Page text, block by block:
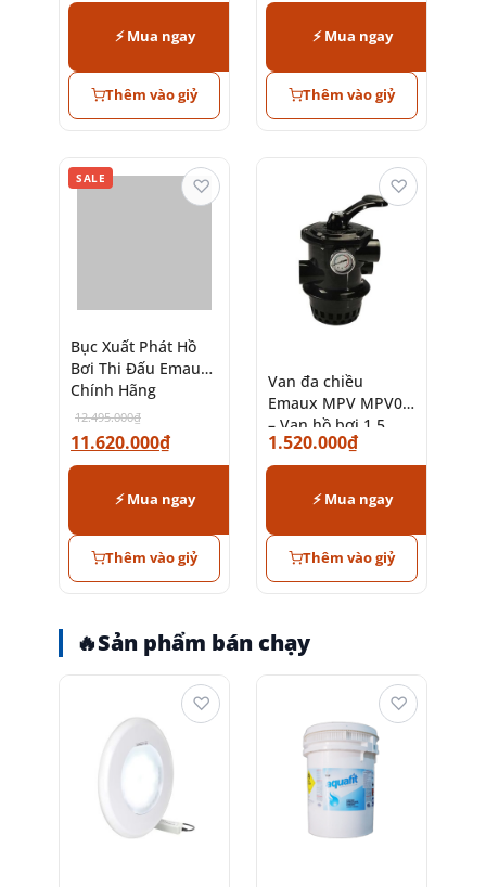
⚡ Mua ngay
Thêm vào giỷ
⚡ Mua ngay
Thêm vào giỷ
SALE
Bục Xuất Phát Hồ
Bơi Thi Đấu Emaux
Chính Hãng
12.495.000₫
11.620.000₫
Thêm vào giỷ
♡
Van đa chiều
Emaux MPV MPV01
– Van hồ bơi 1.5
inch chính hãng
1.520.000₫
Thêm vào giỷ
♡
♡ ♡